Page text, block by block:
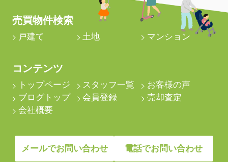
売買物件検索
戸建て 土地 マンション
コンテンツ
トップページ スタッフ一覧
お客様の声
ブログトップ
会員登録
売却査定
会社概要
メールでお問い合わせ 電話でお問い合わせ